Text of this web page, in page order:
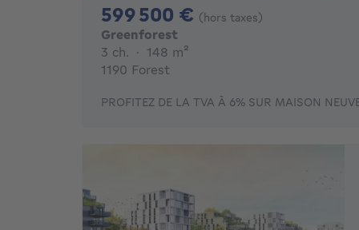
599 500 € 599500€
(hors taxes)
Greenforest
3 ch. 3 chambres
· 148 m²
1190 Forest
PROFITEZ DE LA TVA À 6% SUR MAISON